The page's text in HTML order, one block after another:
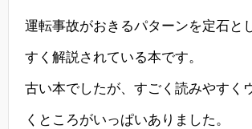
運転事故がおきるパターンを定石と
すく解説されている本です。
古い本でしたが、すごく読みやすく
くところがいっぱいありました。